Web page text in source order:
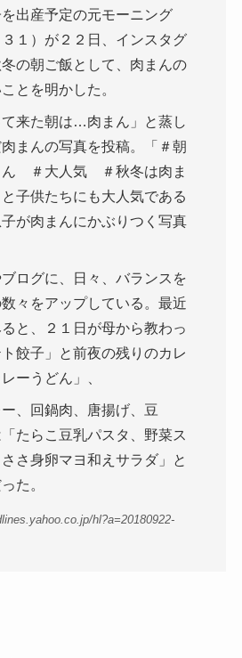
出産予定の元モーニング
１）が２２日、インスタグ
の朝ご飯として、肉まんの
とを明かした。
来た朝は…肉まん」と蒸し
まんの写真を投稿。「＃朝
＃大人気 ＃秋冬は肉ま
子供たちにも大人気である
が肉まんにかぶりつく写真
ログに、日々、バランスを
々をアップしている。最近
と、２１日が母から教わっ
餃子」と前夜の残りのカレ
ーうどん」、
、回鍋肉、唐揚げ、豆
たらこ豆乳パスタ、野菜ス
さ身卵マヨ和えサラダ」と
た。
hl?a=20180922-